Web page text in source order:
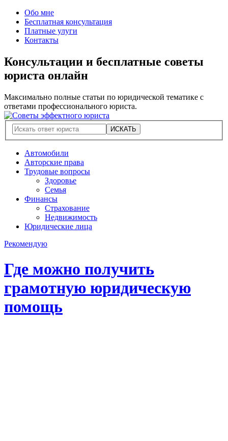
Обо мне
Бесплатная консультация
Платные улуги
Контакты
Консультации и бесплатные советы
юриста онлайн
Максимально полные статьи по юридической тематике с
ответами профессионального юриста.
Автомобили
Авторские права
Трудовые вопросы
Здоровье
Семья
Финансы
Страхование
Недвижимость
Юридические лица
Рекомендую
Где можно получить
грамотную юридическую
помощь